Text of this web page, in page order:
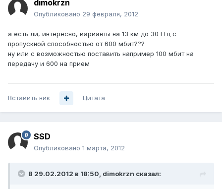
dimokrzn
Опубликовано 29 февраля, 2012
а есть ли, интересно, варианты на 13 км до 30 ГГц с
пропускной способностью от 600 мбит???
ну или с возможностью поставить например 100 мбит на
передачу и 600 на прием
Вставить ник Цитата
SSD
Опубликовано 1 марта, 2012
В 29.02.2012 в 18:50, dimokrzn сказал: